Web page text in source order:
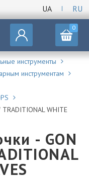
UA RU
0
инструменты
инструментам
WHITE
- GON